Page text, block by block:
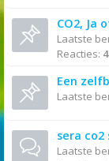
CO2, Ja
Laatste
Reacties: 4
Een
Laatste
sera
Laatste